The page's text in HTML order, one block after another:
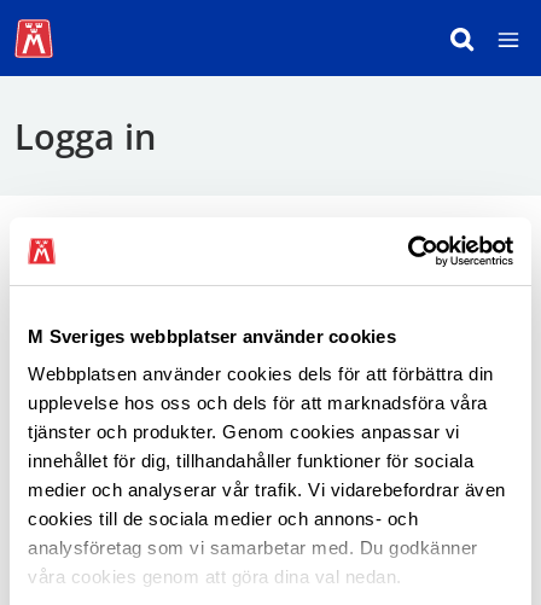
M Sveriges webbplatser använder cookies
Webbplatsen använder cookies dels för att förbättra din
upplevelse hos oss och dels för att marknadsföra våra
tjänster och produkter. Genom cookies anpassar vi
innehållet för dig, tillhandahåller funktioner för sociala
medier och analyserar vår trafik. Vi vidarebefordrar även
cookies till de sociala medier och annons- och
analysföretag som vi samarbetar med. Du godkänner
våra cookies genom att göra dina val nedan.
Logga in
För att logga in behöver du använda mobilt
BankID.
Logga in som medlem